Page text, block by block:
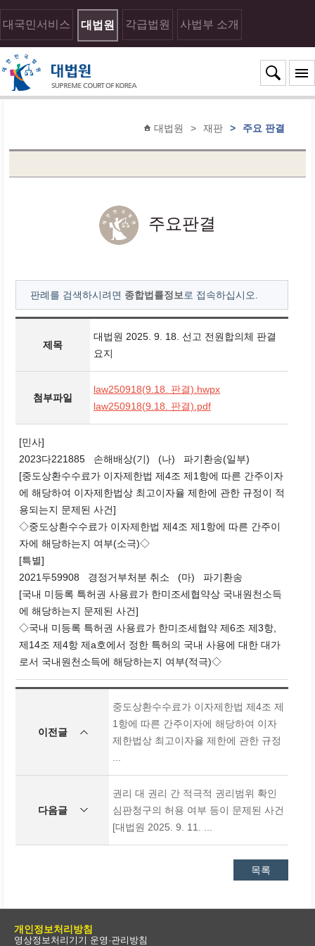
대국민서비스 대법원 각급법원 사법부 소개
대법원 > 재판 > 주요 판결
주요판결
판례를 검색하시려면 종합법률정보 로 접속하십시오.
제목
대법원 2025. 9. 18. 선고 전원합의체 판결
요지
첨부파일
law250918(9.18. 판결).hwpx
law250918(9.18. 판결).pdf
[민사]
2023다221885 손해배상(기) (나) 파기환송(일부)
[중도상환수수료가 이자제한법 제4조 제1항에 따른 간주이자
에 해당하여 이자제한법상 최고이자율 제한에 관한 규정이 적
용되는지 문제된 사건]
◇중도상환수수료가 이자제한법 제4조 제1항에 따른 간주이
자에 해당하는지 여부(소극)◇
[특별]
2021두59908 경정거부처분 취소 (마) 파기환송
[국내 미등록 특허권 사용료가 한미조세협약상 국내원천소득
에 해당하는지 문제된 사건]
◇국내 미등록 특허권 사용료가 한미조세협약 제6조 제3항,
제14조 제4항 제a호에서 정한 특허의 국내 사용에 대한 대가
로서 국내원천소득에 해당하는지 여부(적극)◇
이전글
중도상환수수료가 이자제한법 제4조 제
1항에 따른 간주이자에 해당하여 이자
제한법상 최고이자율 제한에 관한 규정
다음글
권리 대 권리 간 적극적 권리범위 확인
심판청구의 허용 여부 등이 문제된 사건
[대법원 2025. 9. 11. ...
목록
개인정보처리방침
영상정보처리기기 운영·관리방침